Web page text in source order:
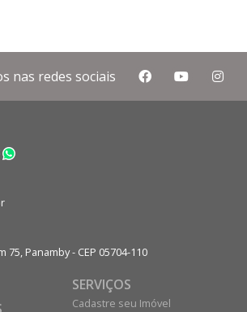
nas redes sociais
75, Panamby - CEP 05704-110
SERVIÇOS
Cadastre seu Imóvel